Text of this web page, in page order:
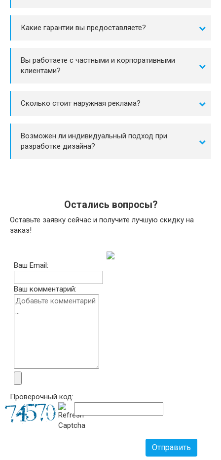
Какие гарантии вы предоставляете?
Вы работаете с частными и корпоративными
клиентами?
Сколько стоит наружная реклама?
Возможен ли индивидуальный подход при
разработке дизайна?
Остались вопросы?
Оставьте заявку сейчас и получите лучшую скидку на
заказ!
Ваш Email:
Ваш комментарий:
Проверочный код:
Отправить